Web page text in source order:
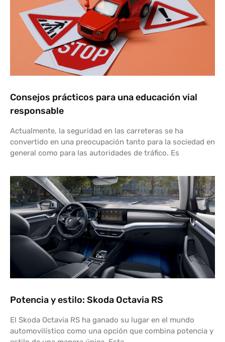
Consejos prácticos para una educación vial
responsable
Actualmente, la seguridad en las carreteras se ha
convertido en una preocupación tanto para la sociedad en
general como para las autoridades de tráfico. Es
Potencia y estilo: Skoda Octavia RS
El Skoda Octavia RS ha ganado su lugar en el mundo
automovilístico como una opción que combina potencia y